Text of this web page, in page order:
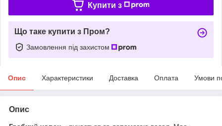
Купити з
Що таке купити з Пром?
Замовлення під захистом
Опис Характеристики Доставка Оплата Умови
Опис